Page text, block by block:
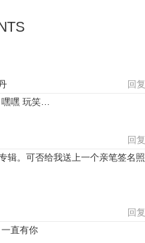
回复
嘿嘿 玩笑…
回复
辑。可否给我送上一个亲笔签名照
回复
直有你